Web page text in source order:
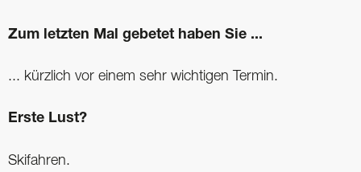
Zum letzten Mal gebetet haben Sie ...
... kürzlich vor einem sehr wichtigen Termin.
Erste Lust?
Skifahren.